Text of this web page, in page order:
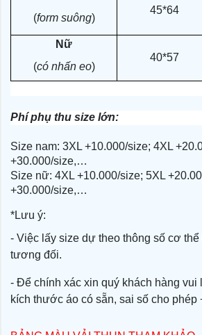
45*64
(form suông)
Nữ
40*57
(có nhấn eo)
Phí phụ thu size lớn:
Size nam: 3XL +10.000/size; 4XL
+30.000/size,…
Size nữ: 4XL +10.000/size; 5XL
+30.000/size,…
*Lưu ý:
- Việc lấy size dự theo thông số cơ
tương đối.
- Để chính xác xin quý khách hàng vui
kích thước áo có sẵn, sai số cho phép